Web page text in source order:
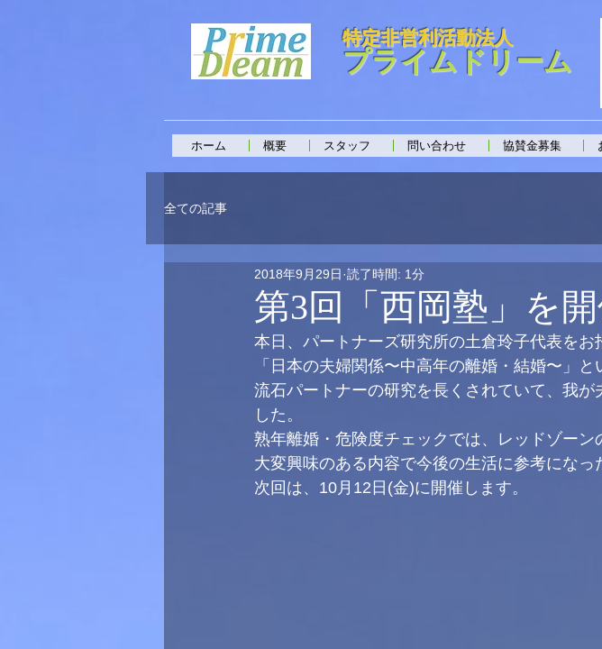
特定非営利活動法人
プライムドリーム
ホーム 概要 スタッフ 問い合わせ 協賛金募集
全ての記事
第3回「西岡塾」を
2018年9月29日 読了時間: 1分
本日、パートナーズ研究所の土倉玲子代表をお
「日本の夫婦関係〜中高年の離婚・結婚〜」
流石パートナーの研究を長くされていて、我
した。
熟年離婚・危険度チェックでは、レッドゾーン
大変興味のある内容で今後の生活に参考になっ
次回は、10月12日(金)に開催します。